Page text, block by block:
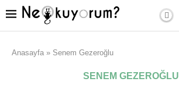
Anasayfa » Senem Gezeroğlu
SENEM GEZEROĞLU